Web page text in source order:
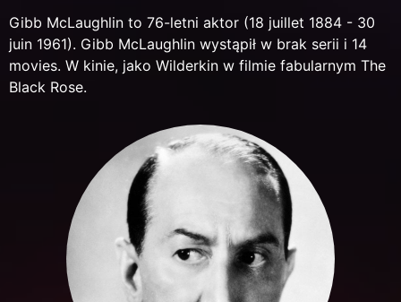
Gibb McLaughlin to 76-letni aktor (18 juillet 1884 - 30
juin 1961). Gibb McLaughlin wystąpił w brak serii i 14
movies. W kinie, jako Wilderkin w filmie fabularnym The
Black Rose.